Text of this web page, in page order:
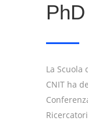
La
CNIT ha